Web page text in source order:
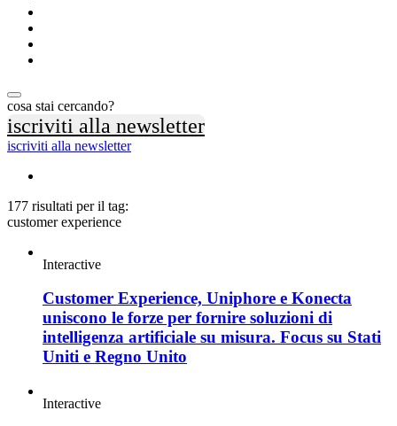
cosa stai cercando?
iscriviti alla newsletter
iscriviti alla newsletter
177 risultati per il tag:
customer experience
Interactive
Customer Experience, Uniphore e Konecta
uniscono le forze per fornire soluzioni di
intelligenza artificiale su misura. Focus su Stati
Uniti e Regno Unito
Interactive